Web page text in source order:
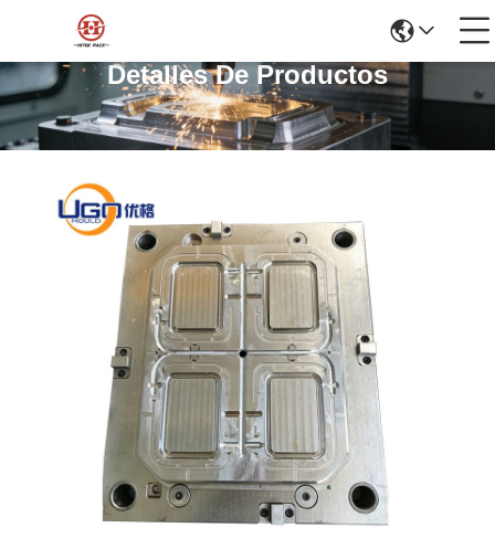
Detalles De Productos